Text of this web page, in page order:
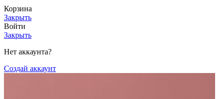
Корзина
Закрыть
Войти
Закрыть
Нет аккаунта?
Создай аккаунт